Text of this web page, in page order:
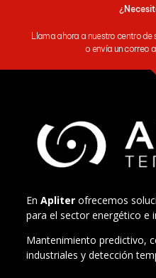
Llama ahora a nuestro centro de
o envía un correo
En Apliter ofrecemos
para el sector energético e
Mantenimiento predictivo,
industriales y detección